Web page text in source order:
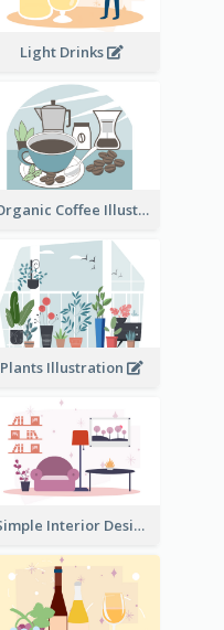
Light Drinks
Organic Coffee Illustration
Plants Illustration
Simple Interior Design